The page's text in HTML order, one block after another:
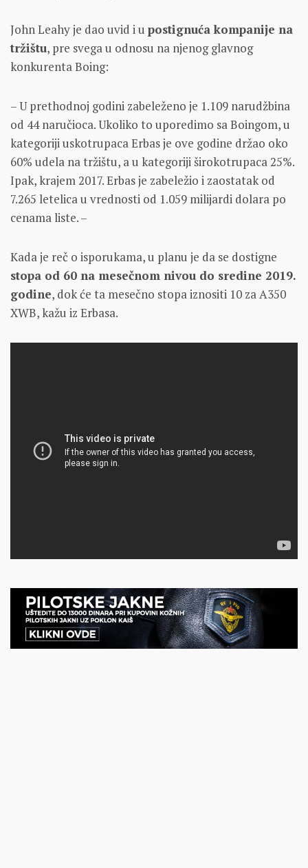
John Leahy je dao uvid i u postignuća kompanije na
tržištu, pre svega u odnosu na njenog glavnog
konkurenta Boing:
– U prethodnoj godini zabeleženo je 1.109 narudžbina
od 44 naručioca. Ukoliko to uporedimo sa Boingom, u
kategoriji uskotrupaca Erbas je ove godine držao oko
60% udela na tržištu, a u kategoriji širokotrupaca 25%.
Ipak, krajem 2017. Erbas je zabeležio i zaostatak od
7.265 letelica u vrednosti od 1.059 milijardi dolara po
cenama liste. –
Kada je reč o isporukama, u planu je da se dostigne
stopa od 60 na mesečnom nivou do sredine 2019.
godine, dok će ta mesečno stopa iznositi 10 za A350
XWB, kažu iz Erbasa.